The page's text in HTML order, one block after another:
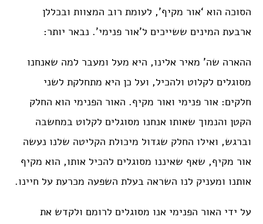
הסוכה הוא ‘אור מקיף’, לעומת רוב המצוות ובכללן
ארבעת המינים ששייכים ל’אור פנימי’. נבאר יותר:
ההארה שה’ מאיר אלינו, היא מעל ומעבר למה שאנחנו
מסוגלים לקלוט ולהכיל, ועל כן היא מתחלקת לשני
חלקים: אור פנימי ואור מקיף. האור הפנימי הוא החלק
הקטן והנמוך שאותו אנחנו מסוגלים לקלוט במחשבה
וברגש, ואילו החלק שגדול מיכולת הקליטה שלנו נעשה
אור מקיף, שאף שאיננו מסוגלים להכיל אותו, הוא מקיף
אותנו ומעניק לנו השראה בעלת השפעה מכרעת על חיינו.
על ידי האור הפנימי אנו מסוגלים לרומם ולקדש את